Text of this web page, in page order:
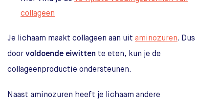
collageen
Je lichaam maakt collageen aan uit aminozuren. Dus
door voldoende eiwitten te eten, kun je de
collageenproductie ondersteunen.
Naast aminozuren heeft je lichaam andere